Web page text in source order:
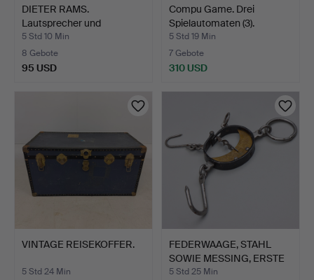
DIETER RAMS.
Lautsprecher und
Tonbandgerät…
5 Std 10 Min
8 Gebote
95 USD
Compu Game. Drei
Spielautomaten (3).
5 Std 19 Min
7 Gebote
310 USD
VINTAGE REISEKOFFER.
5 Std 24 Min
FEDERWAAGE, STAHL
SOWIE MESSING, ERSTE
HÄL…
5 Std 25 Min